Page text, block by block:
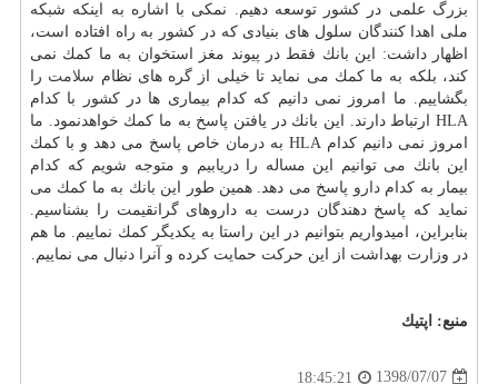
بزرگ علمی در كشور توسعه دهیم. نمكی با اشاره به اینكه شبكه
ملی اهدا كنندگان سلول های بنیادی كه در كشور به راه افتاده است،
اظهار داشت: این بانك فقط در پیوند مغز استخوان به ما كمك نمی
كند، بلكه به ما كمك می نماید تا خیلی از گره های نظام سلامت را
بگشاییم. ما امروز نمی دانیم كه كدام بیماری ها در كشور با كدام
HLA ارتباط دارند. این بانك در یافتن پاسخ به ما كمك خواهدنمود. ما
امروز نمی دانیم كدام HLA به
درمان خاص پاسخ می دهد و با كمك
این بانك می توانیم این مساله را دریابیم و متوجه شویم كه كدام
بیمار به كدامدارو پاسخ می دهد. همین طور این بانك به ما كمك می
نماید كه پاسخ دهندگان درست به داروهای گرانقیمت را بشناسیم.
بنابراین، امیدواریم بتوانیم در این راستا به یكدیگر كمك نماییم. ما هم
در وزارت بهداشت از این حركت حمایت كرده و آنرا دنبال می نماییم.
منبع: اپتیك
1398/07/07
18:45:21